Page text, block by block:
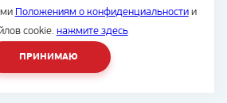
Положениям о конфиденциальностии
cookie. нажмите здесь
ПРИНИМАЮ